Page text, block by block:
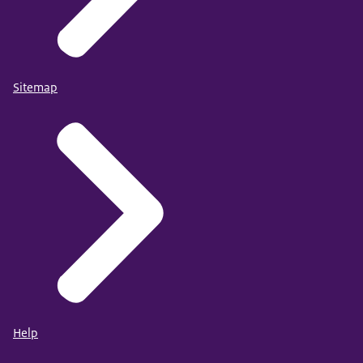
hoge werklast of bijvoorbeeld tillen vermeden.
Ook wanneer de werknemer bevallen is en
bijvoorbeeld borstvoeding geeft, is het belangrijk
vermijden.
moeder een geschikte ruimte te bieden waar zij
borstvoeding kan geven of kan kolven.
Zo zorgen werkgever en werknemers samen voor
een veilige werkomgeving.
Lees alle tips over veilig werken en zwangerschap
op de website van het Arboportaal.
Sitemap
Help